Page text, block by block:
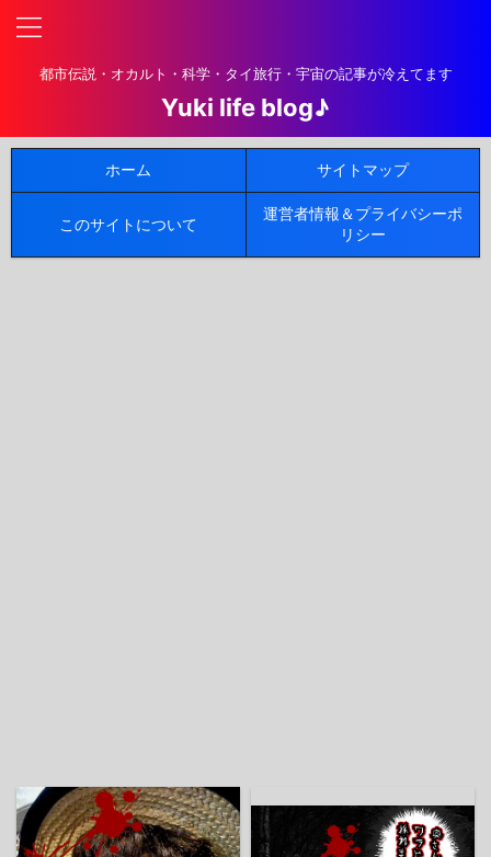
都市伝説・オカルト・科学・タイ旅行・宇宙の記事が冷えてます
Yuki life blog♪
ホーム サイトマップ
このサイトについて
運営者情報＆プライバシーポ
リシー